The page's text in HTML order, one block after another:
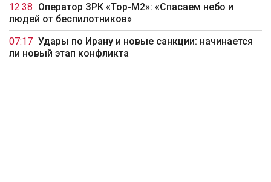
12:38 Оператор ЗРК «Тор-М2»: «Спасаем небо и
людей от беспилотников»
07:17 Удары по Ирану и новые санкции: начинается
ли новый этап конфликта